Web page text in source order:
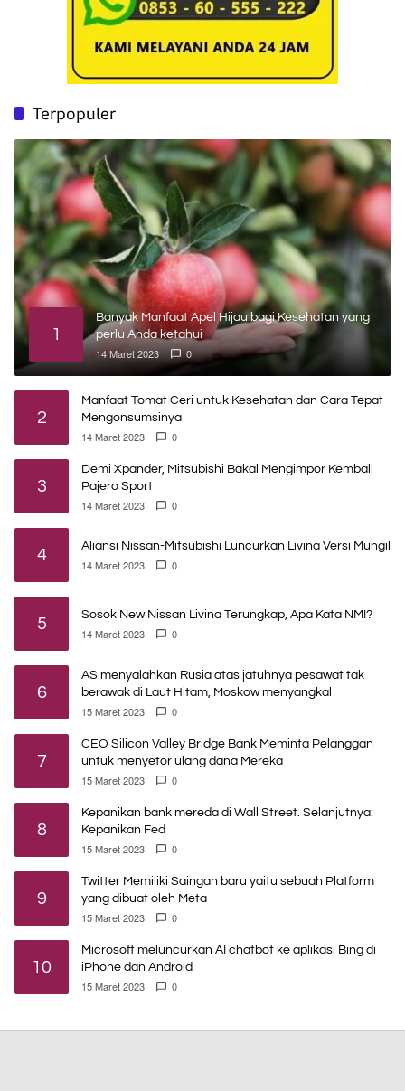
Terpopuler
1
Banyak Manfaat Apel Hijau bagi Kesehatan yang
perlu Anda ketahui
14 Maret 2023 0
2
Manfaat Tomat Ceri untuk Kesehatan dan Cara Tepat
Mengonsumsinya
14 Maret 2023 0
3
Demi Xpander, Mitsubishi Bakal Mengimpor Kembali
Pajero Sport
14 Maret 2023 0
4 Aliansi Nissan-Mitsubishi Luncurkan Livina Versi Mungil
14 Maret 2023 0
5 Sosok New Nissan Livina Terungkap, Apa Kata NMI?
14 Maret 2023 0
6
AS menyalahkan Rusia atas jatuhnya pesawat tak
berawak di Laut Hitam, Moskow menyangkal
15 Maret 2023 0
7
CEO Silicon Valley Bridge Bank Meminta Pelanggan
untuk menyetor ulang dana Mereka
15 Maret 2023 0
8
Kepanikan bank mereda di Wall Street. Selanjutnya:
Kepanikan Fed
15 Maret 2023 0
9
Twitter Memiliki Saingan baru yaitu sebuah Platform
yang dibuat oleh Meta
15 Maret 2023 0
10
Microsoft meluncurkan AI chatbot ke aplikasi Bing di
iPhone dan Android
15 Maret 2023 0